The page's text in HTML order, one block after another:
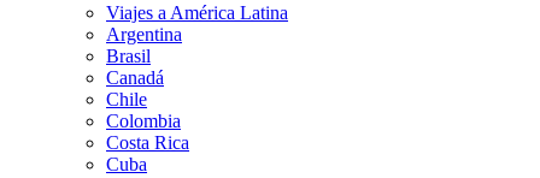
Viajes a América Latina
Argentina
Brasil
Canadá
Chile
Colombia
Costa Rica
Cuba